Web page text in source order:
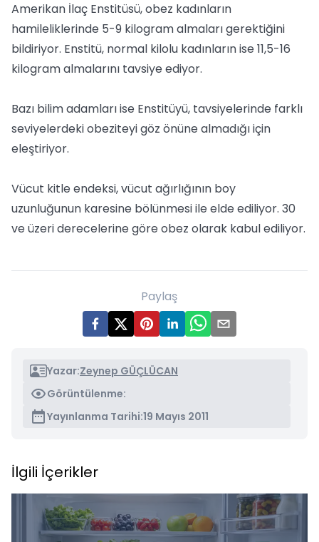
Amerikan İlaç Enstitüsü, obez kadınların
hamileliklerinde 5-9 kilogram almaları gerektiğini
bildiriyor. Enstitü, normal kilolu kadınların ise 11,5-16
kilogram almalarını tavsiye ediyor.
Bazı bilim adamları ise Enstitüyü, tavsiyelerinde farklı
seviyelerdeki obeziteyi göz önüne almadığı için
eleştiriyor.
Vücut kitle endeksi, vücut ağırlığının boy
uzunluğunun karesine bölünmesi ile elde ediliyor. 30
ve üzeri derecelerine göre obez olarak kabul ediliyor.
Paylaş
Yazar:Zeynep GÜÇLÜCAN
Görüntülenme:
Yayınlanma Tarihi:19 Mayıs 2011
İlgili İçerikler